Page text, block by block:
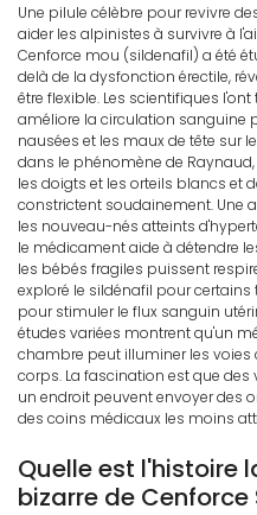
Une pilule célèbre pour revivre
aider les alpinistes à survivre à
Cenforce mou (sildenafil) a été
delà de la dysfonction érectile,
être flexible. Les scientifiques
améliore la circulation sanguine
nausées et les maux de tête sur
dans le phénomène de
les doigts et les orteils blancs et
constrictent soudainement. Une
les nouveau-nés atteints
le médicament aide à détendre
les bébés fragiles puissent
exploré le sildénafil pour
pour stimuler le flux sanguin
études variées montrent qu'un
chambre peut illuminer les
corps. La fascination est que
un endroit peuvent envoyer des
des coins médicaux les moins
Quelle est l'histoire
bizarre de Cenforce